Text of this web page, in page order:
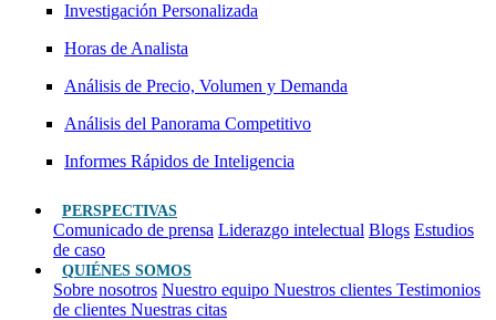
Investigación Personalizada
Horas de Analista
Análisis de Precio, Volumen y Demanda
Análisis del Panorama Competitivo
Informes Rápidos de Inteligencia
PERSPECTIVAS
Comunicado de prensa Liderazgo intelectual Blogs Estudios
de caso
QUIÉNES SOMOS
Sobre nosotros Nuestro equipo Nuestros clientes Testimonios
de clientes Nuestras citas